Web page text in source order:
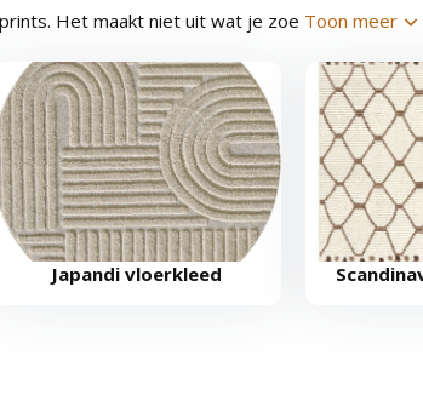
Het maakt niet uit wat je zoe Toon meer
Japandi vloerkleed